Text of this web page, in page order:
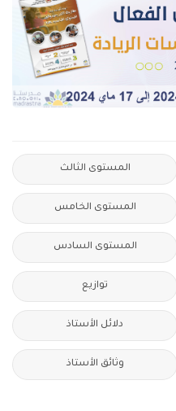
المستوى الثالث
المستوى الخامس
المستوى السادس
توازيع
دلائل الأستاذ
وثائق الأستاذ